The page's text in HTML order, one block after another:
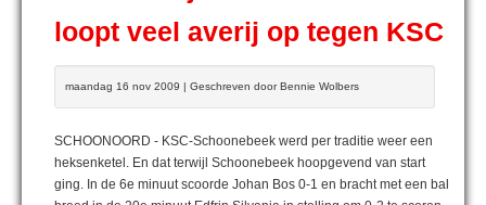
loopt veel averij op tegen KSC
maandag 16 nov 2009 | Geschreven door Bennie Wolbers
SCHOONOORD - KSC-Schoonebeek werd per traditie weer een
heksenketel. En dat terwijl Schoonebeek hoopgevend van start
ging. In de 6e minuut scoorde Johan Bos 0-1 en bracht met een bal